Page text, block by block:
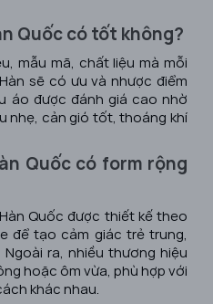
Quốc có tốt không?
mẫu mã, chất liệu mà mỗi
sẽ có ưu và nhược điểm
áo được đánh giá cao nhờ
nhẹ, cản gió tốt, thoáng khí
Quốc có form rộng
Quốc được thiết kế theo
để tạo cảm giác trẻ trung,
ra, nhiều thương hiệu
hoặc ôm vừa, phù hợp với
khác nhau.